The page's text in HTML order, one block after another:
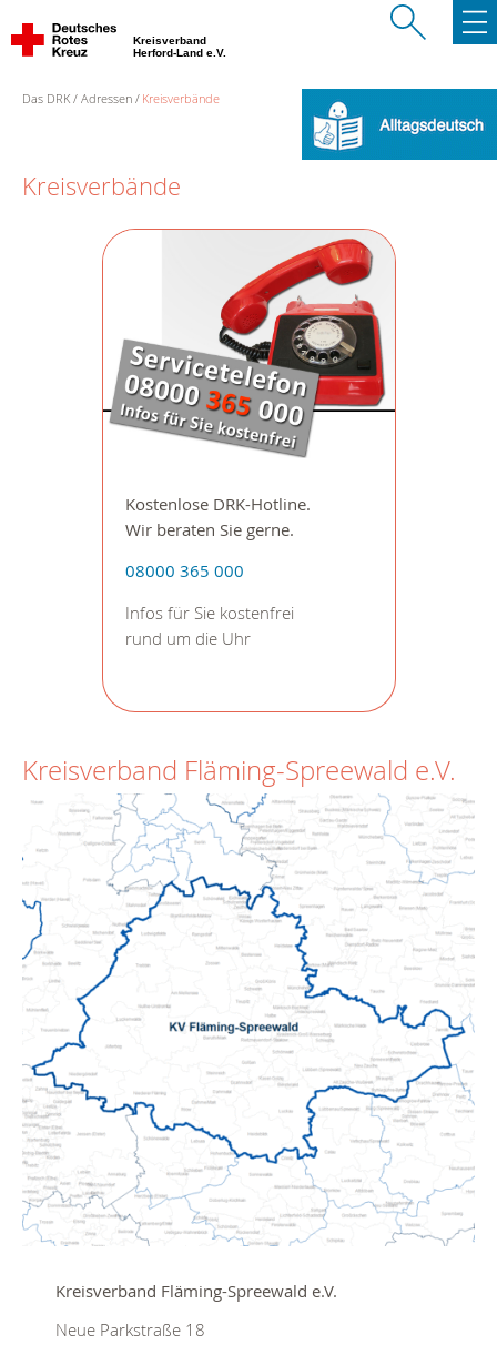
Kreisverband
Herford-Land e.V.
Das DRK Adressen Kreisverbände
Kreisverbände
Kostenlose DRK-Hotline.
Wir beraten Sie gerne.
08000 365 000
Infos für Sie kostenfrei
rund um die Uhr
Kreisverband Fläming-Spreewald e.V.
Kreisverband Fläming-Spreewald e.V.
Neue Parkstraße 18